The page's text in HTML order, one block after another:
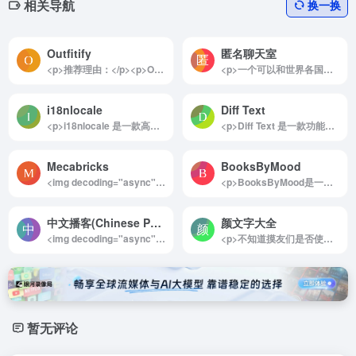
相关导航 换一换
Outfitify
<p>推荐理由：</p><p>Outfitify是一款便捷的AI穿搭评估工具，为用户提供全面、即时的穿搭建议。无需注册，即可通过上传穿搭照片获得评分，AI会根据时尚趋势和搭配原则给出详细的分析和优化建议。无论是日常穿搭还是重要场合，Outfitify都能帮助用户轻松找到最适合的搭配风格，提升个人形象，是一款时尚爱好者的必备工具。</p><img decoding="async" data-src="//www.40000.net/wp-content/uploads/2024/12/20241215075613-675e8b9db14da.jpg" src="https://www.40000.net/wp-content/themes/onenav/images/t.png" alt="Outfitify"><p>详细介绍：</p><p>Outfitify 是一款完全免费的在线AI穿搭评估平台，致力于帮助用户改善和提升个人穿衣风格。用户只需上传自己的穿搭照片，AI系统就会进行详细的评分和分析，提供客观、细致的评估。除了评分，Outfitify还提供针对不同风格、场合的搭配建议，展示更适合的示例，帮助用户找到符合自身特点的穿衣风格。平台的核心算法基于时尚美学与流行趋势的融合，使建议既实用又富有时尚感。</p><p>Outfitify不仅适用于日常穿搭的优化，也适合用于特定场合的形象提升。用户可以从这款工具中获取切合潮流的时尚建议，迅速提高自己的穿搭品位，而免注册的设计使得体验更加便捷。对于任何想要提升个人时尚感的用户来说，Outfitify都是一个值得尝试的选择。</p><img decoding="async" data-src="//www.40000.net/wp-content/uploads/2024/12/20241215075616-675e8ba00779b.webp" src="https://www.40000.net/wp-content/themes/onenav/images/t.png" alt="Outfitify">
匿名聊天室
<p>一个可以和世界各国网友匿名聊天的聊天室，不过要注意语言规范哦。</p><img decoding="async" data-src="//www.40000.net/wp-content/uploads/2024/12/20241215075947-675e8c73a19c5.png" src="https://www.40000.net/wp-content/themes/onenav/images/t.png" alt="匿名聊天室">
i18nlocale
<p>i18nlocale 是一款高效的 AI 翻译工具，专为国际化应用而设计，支持超过200种语言的翻译。其本地化的功能使得翻译过程更加安全便捷，不依赖服务器，适合开发者快速实现多语言支持。</p><img decoding="async" data-src="//www.40000.net/wp-content/uploads/2024/12/20241215075539-675e8b7b9a2a2.webp" src="https://www.40000.net/wp-content/themes/onenav/images/t.png" alt="i18nlocale"><p>详细介绍：</p><p>i18nlocale 是一款先进的 AI 翻译工具，旨在帮助开发者将应用程序内容轻松翻译成多种语言，以满足全球用户的需求。该工具支持超过200种语言，能够满足不同地区和用户群体的翻译要求，为应用的国际化提供了强大的支持。</p><p>i18nlocale 的核心技术基于 transformer.js 和 Xenova/nllb-200-distilled-600M 模型，确保了翻译的准确性和流畅性。用户可以在浏览器内直接进行翻译，无需依赖任何服务器，确保了数据的安全性和隐私保护。该工具的唯一后端代码主要用于身份验证，以启用一些高级功能，而大多数翻译操作都是在本地完成的，这大大提高了翻译速度。</p><p>i18nlocale 的设计注重用户体验，操作简单直观，开发者可以快速集成到他们的项目中。无论是移动应用、网页还是桌面软件，该工具都能提供稳定的翻译支持，使得应用程序能够顺利适应多语言环境。通过使用 i18nlocale，开发者能够高效地扩展他们的市场，提升用户满意度，轻松应对国际化挑战。</p>
Diff Text
<p>Diff Text 是一款功能强大的在线文本差异对比工具，专为快速识别和展示两段文本之间的差异而设计。无论你是在处理纯文本、代码（如 JSON、YAML）、HTML、CSS、Markdown 等多种格式，Diff Text 都能轻松检测出不同点，并以直观的颜色标记：绿色表示新增的内容，红色表示删除的部分，而其余未标记的部分则表示文本保持不变。</p><img decoding="async" data-src="//www.40000.net/wp-content/uploads/2024/12/20241215075656-675e8bc85f5c4.png" src="https://www.40000.net/wp-content/themes/onenav/images/t.png" alt="Diff Text"><p>Diff Text 提供了两种差异对比模式，以满足不同需求：<br>1. Word/单词模式：按照单词进行细分，适合比较结构性较强的文本或文章。<br>2. Char/字符模式：按照字符进行细分，适合代码和其他精细化内容的比较。</p><p>这款工具免注册即可免费使用，且所有文本数据完全在用户本地客户端进行处理，保证不会离开浏览器，最大程度上确保了用户的隐私与数据安全。Diff Text 既适用于开发者查看代码的改动，又适合作家、编辑和其他用户在修改文稿时快速查找差异，是一款便捷高效的文本比对工具。</p>
Mecabricks
<img decoding="async" data-src="//www.40000.net/wp-content/uploads/2024/12/20241215075331-675e8afb0dcc6.webp" src="https://www.40000.net/wp-content/themes/onenav/images/t.png" alt="Mecabricks"><p>Mecabricks是一个专为乐高爱好者设计的在线平台，它允许用户创建、展示和分享基于乐高积木的3D模型。这个网站提供了一种简单而直观的方式，帮助用户在虚拟空间中进行乐高拼搭，无需任何插件或复杂的安装步骤。只要通过浏览器访问，用户便可以在线构建、渲染并保存自己的乐高创作。</p><p>如果你是乐高迷，Mecabricks是一个非常值得尝试的平台。它不仅支持高质量的3D渲染，还能为用户提供一个互动的环境，在这里你可以与其他乐高爱好者分享创作，并获得灵感和反馈。该平台的界面友好，操作简单，非常适合所有年龄段的乐高爱好者使用。对于那些没有足够空间或资源进行实体拼搭的人来说，Mecabricks提供了一个理想的虚拟拼搭环境，帮助他们随时随地实现自己的创意。</p>
BooksByMood
<p>BooksByMood是一个创新的在线平台，可以根据用户的心情推荐合适的书籍。无论你是感到疲倦、兴奋、忧伤还是寻找灵感，这个网站都能帮助你找到与当前情绪相匹配的阅读材料。用户只需选择自己的心情，网站便会提供一系列精心挑选的书籍推荐，帮助你在不同的情绪状态下找到最适合的阅读体验。</p><p>例如，当你感到疲倦时，BooksByMood会推荐一些轻松愉快的书籍，帮助你放松心情，恢复活力。每本推荐书籍的平均评分均来自Goodreads，确保所推荐的书籍质量上乘，通常评分在4.09/5以上。这一评分系统使得用户能够更有信心地选择阅读材料，享受高质量的阅读体验。</p><p>BooksByMood的最大亮点在于其用户友好的设计。用户无需注册或登录即可访问网站，简化了使用流程，让每个人都能轻松找到适合自己的书籍。这种无障碍的体验使得BooksByMood成为一个理想的选择，尤其是对于那些希望快速找到好书而不想繁琐注册的读者。</p><p>BooksByMood还鼓励用户分享自己的阅读体验和心情反馈，形成一个互动的社区氛围。用户可以在平台上留下评论，分享他们的感受和推荐，进一步丰富书籍推荐的多样性和深度。</p><p>总而言之，BooksByMood不仅是一个书籍推荐网站，更是一个根据情绪提供个性化阅读建议的平台。它通过简单直观的操作和高质量的书籍推荐，帮助用户在不同的心情下找到合适的阅读伴侣，提升阅读的乐趣和满足感。无论你是书籍爱好者还是偶尔阅读的朋友，BooksByMood都能为你提供独特的阅读体验。</p><img decoding="async" data-src="//www.40000.net/wp-content/uploads/2024/12/20241215075448-675e8b4808d77.webp" src="https://www.40000.net/wp-content/themes/onenav/images/t.png" alt="BooksByMood">
中文播客(Chinese Podcast)
<img decoding="async" data-src="//www.40000.net/wp-content/uploads/2024/12/20241215075344-675e8b08b999d.webp" src="https://www.40000.net/wp-content/themes/onenav/images/t.png" alt="中文播客(Chinese Podcast)"><p>Hubbub 是一个专注于全球中文播客的在线平台，致力于收集和展示来自世界各地的中文播客内容，也被称为线上有声节目。该平台汇总了丰富多样的播客节目，用户可以通过搜索功能轻松找到感兴趣的内容。</p><p>目前，Hubbub 已收录了超过 53,824 个播客和 4,606,052 集播客节目，涵盖了广泛的主题和领域。无论是文化、科技、教育、娱乐还是社会热点，Hubbub 都能为用户提供多元化的视角和见解，让人们更深入地了解和认识喧嚣的中文世界。</p><p>Hubbub 的设计旨在提升用户体验，用户可以方便地浏览、收听和分享自己喜欢的播客节目。通过这个平台，听众不仅能够获取丰富的信息和观点，还能与其他播客爱好者互动，分享自己的听后感受。无论你是播客新手还是资深听众，Hubbub 都是一个不可或缺的资源，让你在中文播客的海洋中畅游。</p>
颜文字大全
<p>不知道摸友们是否使用过颜文字，这个网站收集了大量颜文字表情，可以按照分类进行查找，或者按照关键词，可以直接复制颜文字到剪切板。难得一见的简洁网站。</p>
暂无评论